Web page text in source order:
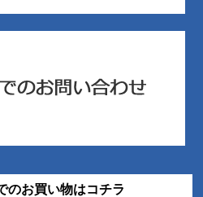
のお買い物はコチラ